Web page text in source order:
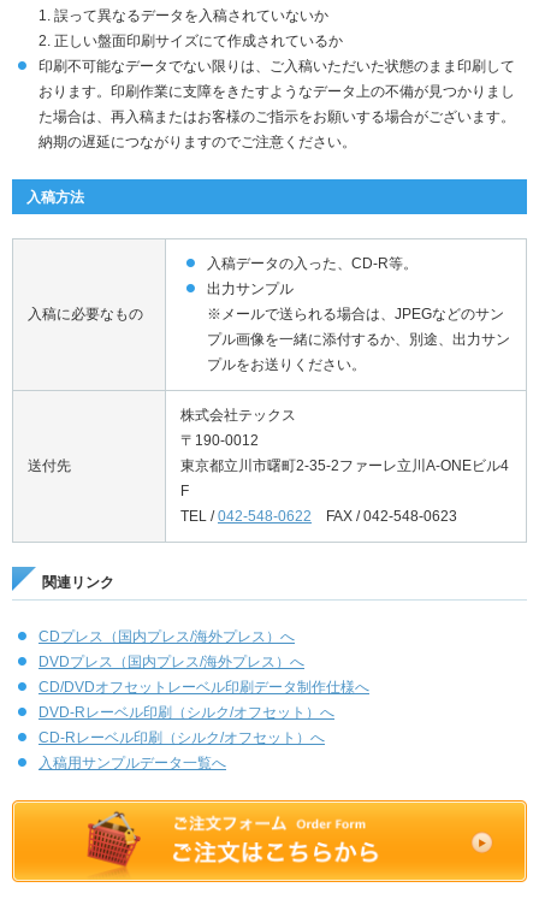
1. 誤って異なるデータを入稿されていないか
2. 正しい盤面印刷サイズにて作成されているか
印刷不可能なデータでない限りは、ご入稿いただいた状態のまま印刷して
おります。印刷作業に支障をきたすようなデータ上の不備が見つかりまし
た場合は、再入稿またはお客様のご指示をお願いする場合がございます。
納期の遅延につながりますのでご注意ください。
入稿方法
入稿に必要なもの
入稿データの入った、CD-R等。
出力サンプル
※メールで送られる場合は、JPEGなどのサン
プル画像を一緒に添付するか、別途、出力サン
プルをお送りください。
送付先
株式会社テックス
〒190-0012
東京都立川市曙町2-35-2ファーレ立川A-ONEビル4
F
TEL /042-548-0622 FAX / 042-548-0623
関連リンク
CDプレス（国内プレス/海外プレス）へ
DVDプレス（国内プレス/海外プレス）へ
CD/DVDオフセットレーベル印刷データ制作仕様へ
DVD-Rレーベル印刷（シルク/オフセット）へ
CD-Rレーベル印刷（シルク/オフセット）へ
入稿用サンプルデータ一覧へ